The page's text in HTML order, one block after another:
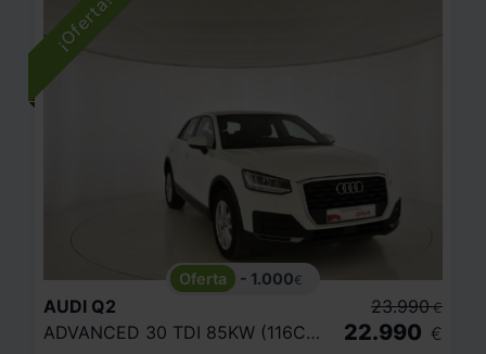
- 1.000€
AUDI Q2
ADVANCED 30 TDI 85KW (116CV) S TRONIC
23.990 €
22.990 €